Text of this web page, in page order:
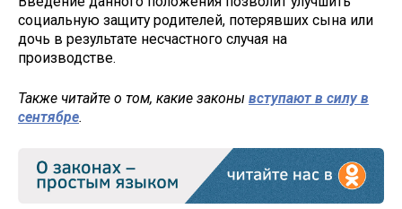
социальную защиту родителей, потерявших сына или
дочь в результате несчастного случая на
производстве.
Также читайте о том, какие законы вступают в силу в
сентябре.